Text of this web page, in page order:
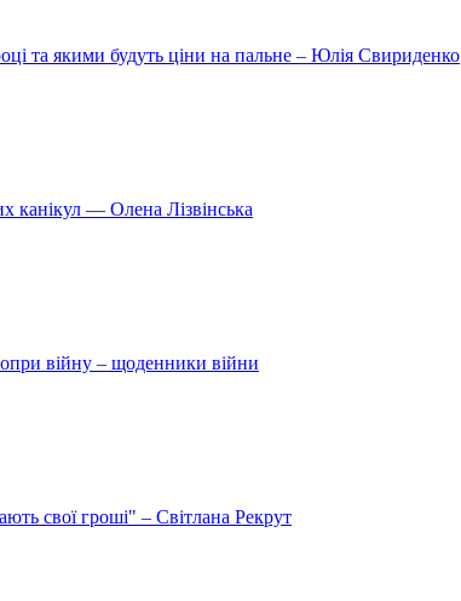
та якими будуть ціни на пальне – Юлія Свириденко
канікул — Олена Лізвінська
війну – щоденники війни
свої гроші" – Світлана Рекрут